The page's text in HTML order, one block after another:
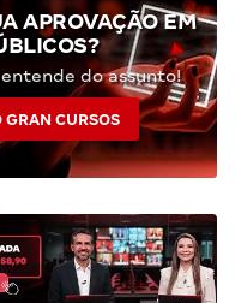
APROVAÇÃO EM
do assunto!
CURSOS